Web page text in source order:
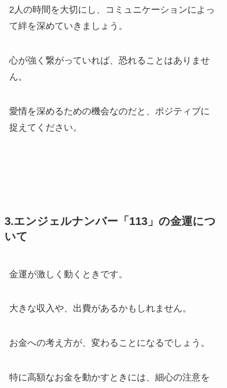
2人の時間を大切にし、コミュニケーションによっ
て絆を深めていきましょう。
心が強く繋がっていれば、恐れることはありませ
ん。
愛情を深めるための機会なのだと、ポジティブに
捉えてください。
3.エンジェルナンバー「113」の金運につ
いて
金運が激しく動くときです。
大きな収入や、出費があるかもしれません。
お金への考え方が、変わることになるでしょう。
特に高額なお金を動かすときには、細心の注意を